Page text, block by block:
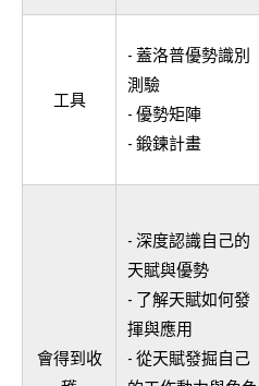
工具
- 蓋洛普優勢識別
測驗
- 優勢矩陣
- 鍛鍊計畫
會得到收
- 深度認識自己的
天賦與優勢
- 了解天賦如何發
揮與應用
- 從天賦發掘自己